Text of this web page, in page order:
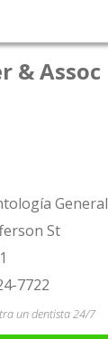
& Assoc
General
St
7722
un dentista 24/7